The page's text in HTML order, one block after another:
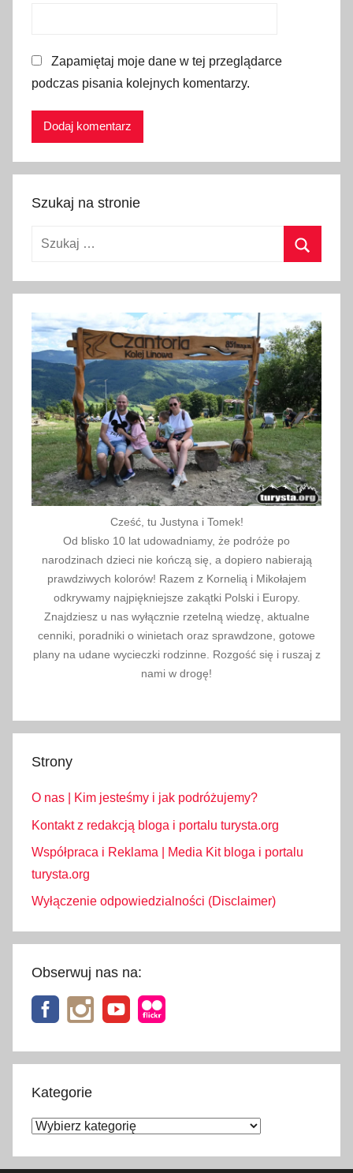
Zapamiętaj moje dane w tej przeglądarce
podczas pisania kolejnych komentarzy.
Szukaj na stronie
Szukaj:
Cześć, tu Justyna i Tomek!
Od blisko 10 lat udowadniamy, że podróże po
narodzinach dzieci nie kończą się, a dopiero nabierają
prawdziwych kolorów! Razem z Kornelią i Mikołajem
odkrywamy najpiękniejsze zakątki Polski i Europy.
Znajdziesz u nas wyłącznie rzetelną wiedzę, aktualne
cenniki, poradniki o winietach oraz sprawdzone, gotowe
plany na udane wycieczki rodzinne. Rozgość się i ruszaj z
nami w drogę!
Strony
O nas | Kim jesteśmy i jak podróżujemy?
Kontakt z redakcją bloga i portalu turysta.org
Współpraca i Reklama | Media Kit bloga i portalu
turysta.org
Wyłączenie odpowiedzialności (Disclaimer)
Obserwuj nas na:
Kategorie
Kategorie